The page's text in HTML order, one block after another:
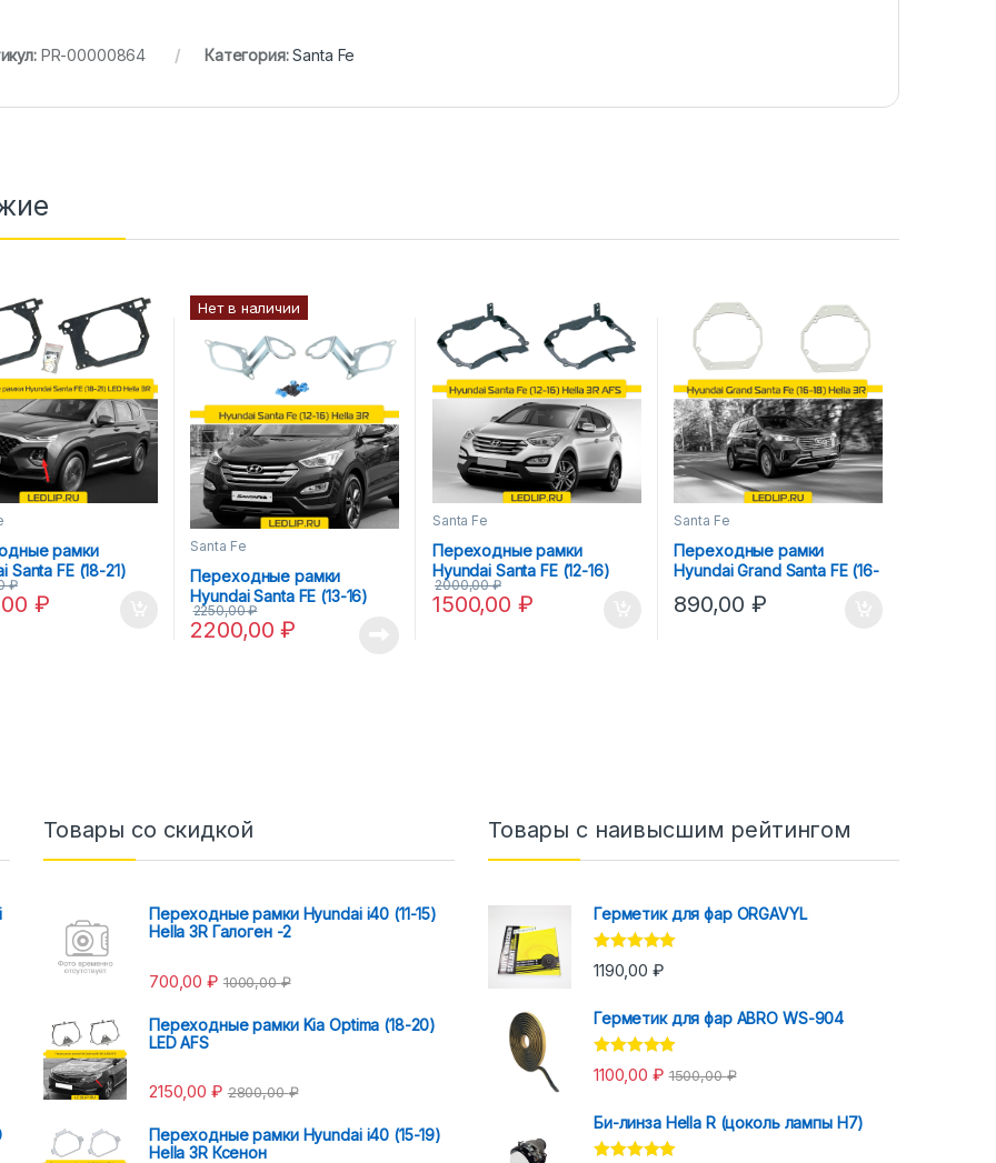
PR-00000864 Категория:Santa Fe
рамки
Santa FE (18-21)
3R ₽
₽
Нет в наличии
Santa Fe
Переходные рамки
Hyundai Santa FE (13-16)
Hella 3R
2200,00₽
2250,00₽
Santa Fe
Переходные рамки
Hyundai Santa FE (12-16)
Hella 3R AFS
1500,00 ₽
2000,00₽
Santa Fe
Переходные рамки
Hyundai Grand Santa FE (16-
890,00 ₽
Товары со скидкой
Переходные рамки Hyundai i40 (11-15)
Hella 3R Галоген -2
700,00₽ 1000,00₽
Переходные рамки Kia Optima (18-20)
LED AFS
2150,00 ₽ 2800,00₽
Переходные рамки Hyundai i40 (15-19)
Hella 3R Ксенон
Товары с наивысшим рейтингом
Герметик для фар ORGAVYL
Оценка 5.00
из 5
1190,00 ₽
Герметик для фар ABRO WS-904
Оценка 5.00
из 5
1100,00 ₽ 1500,00₽
Би-линза Hella R (цоколь лампы H7)